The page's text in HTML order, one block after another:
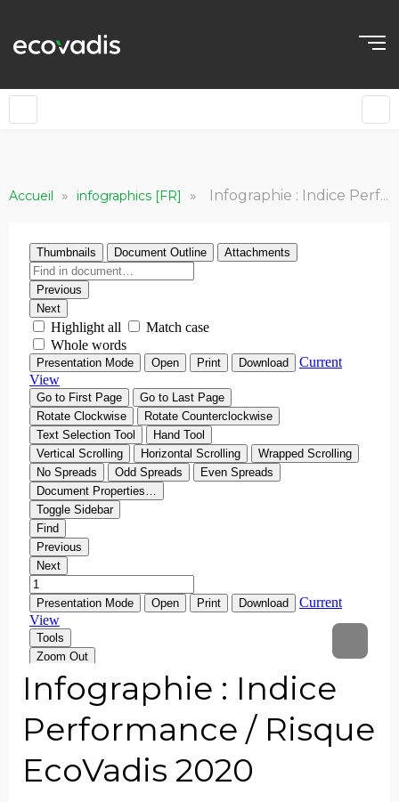
Accueil » infographics [FR] » Infographie : Indice Performance / Risque EcoVadis 2020
Infographie : Indice
Performance / Risque
EcoVadis 2020